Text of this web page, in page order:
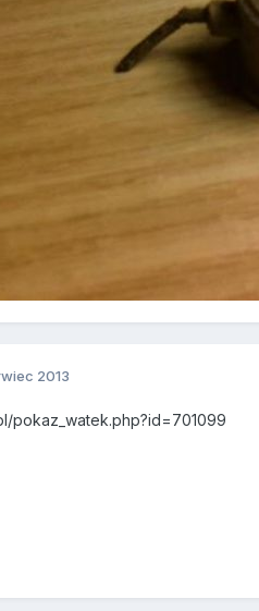
2013
pokaz_watek.php?id=701099